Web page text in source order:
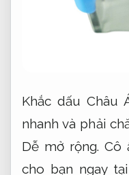
Khắc dấu Châu
nhanh và phải
Dễ mở rộng. Cô
cho bạn ngay